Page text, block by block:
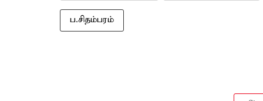
ப.சிதம்பரம்